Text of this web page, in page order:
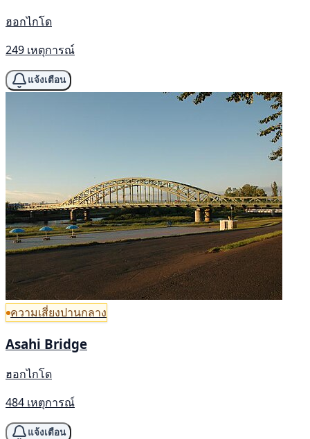
ฮอกไกโด
249 เหตุการณ์
แจ้งเตือน
ความเสี่ยงปานกลาง
Asahi Bridge
ฮอกไกโด
484 เหตุการณ์
แจ้งเตือน